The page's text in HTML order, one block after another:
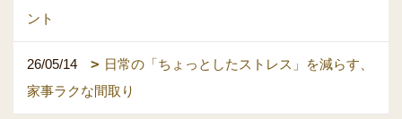
ント
26/05/14
日常の「ちょっとしたストレス」を減らす、
家事ラクな間取り